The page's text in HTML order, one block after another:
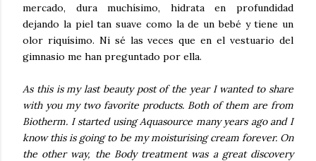
mercado, dura muchísimo, hidrata en profundidad
dejando la piel tan suave como la de un bebé y tiene un
olor riquísimo. Ni sé las veces que en el vestuario del
gimnasio me han preguntado por ella.
As this is my last beauty post of the year I wanted to share
with you my two favorite products. Both of them are from
Biotherm. I started using Aquasource many years ago and I
know this is going to be my moisturising cream forever. On
the other way, the Body treatment was a great discovery